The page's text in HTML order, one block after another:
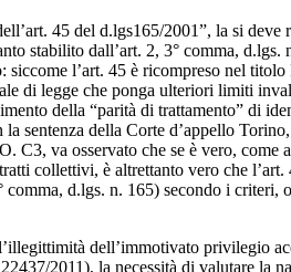
45 del d.lgs165/2001”, la si
stabilito dall’art. 2, 3° comma,
l’art. 45 è ricompreso nel
di legge che ponga ulteriori limiti
della “parità di trattamento” di
sentenza della Corte d’appello
va osservato che se è vero,
collettivi, è altrettanto vero che
d.lgs. n. 165) secondo i
dell’immotivato privilegio
2011), la necessità di valutare